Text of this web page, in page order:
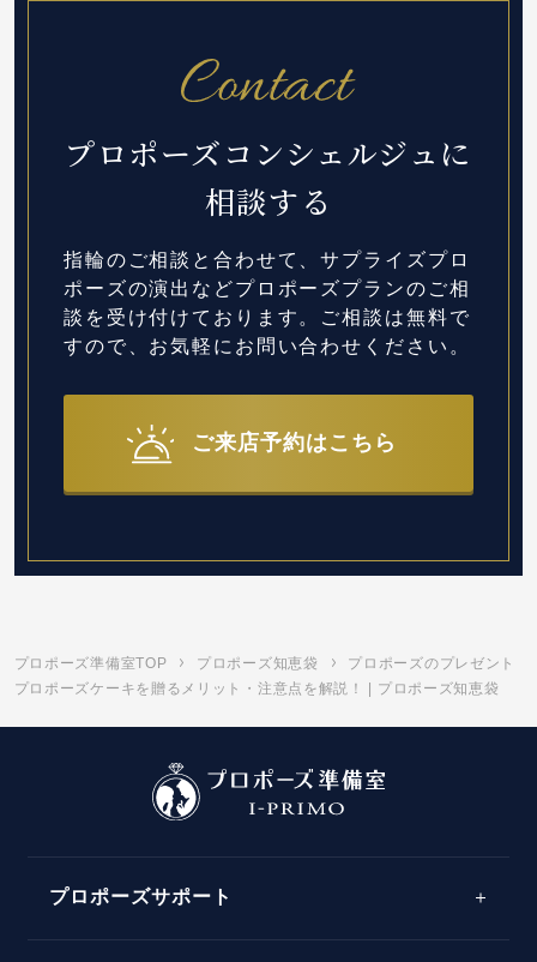
プロポーズコンシェルジュに
相談する
指輪のご相談と合わせて、サプライズプロ
ポーズの演出などプロポーズプランのご相
談を受け付けております。 ご相談は無料で
すので、お気軽にお問い合わせください。
ご来店予約はこちら
プロポーズ準備室TOP プロポーズ知恵袋
プロポーズのプレゼント
プロポーズケーキを贈るメリット・注意点を解説！ | プロポーズ知恵袋
プロポーズサポート